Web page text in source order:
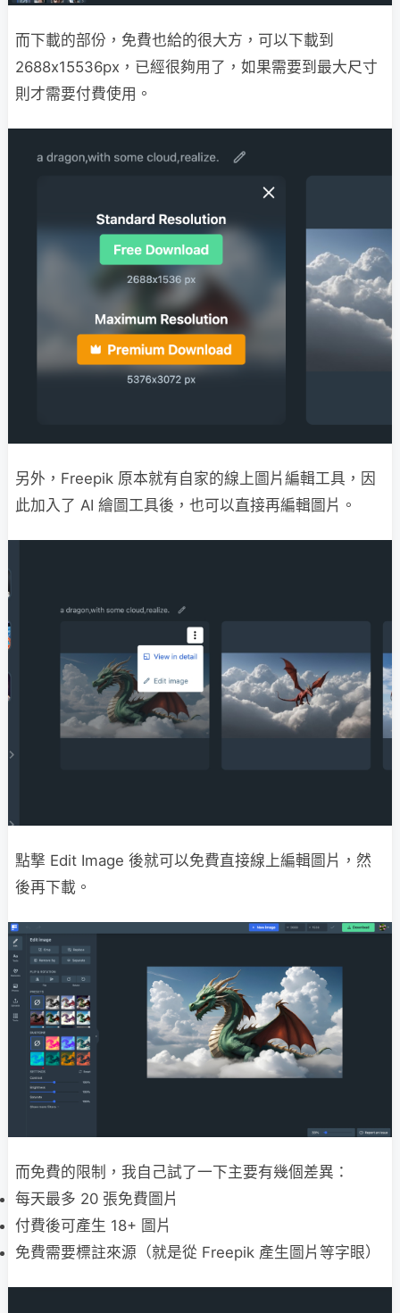
而下載的部份，免費也給的很大方，可以下載到
2688x15536px，已經很夠用了，如果需要到最大尺寸
則才需要付費使用。
另外，Freepik 原本就有自家的線上圖片編輯工具，因
此加入了 AI 繪圖工具後，也可以直接再編輯圖片。
點撃 Edit Image 後就可以免費直接線上編輯圖片，然
後再下載。
而免費的限制，我自己試了一下主要有幾個差異：
每天最多 20 張免費圖片
付費後可產生 18+ 圖片
免費需要標註來源（就是從 Freepik 產生圖片等字眼）